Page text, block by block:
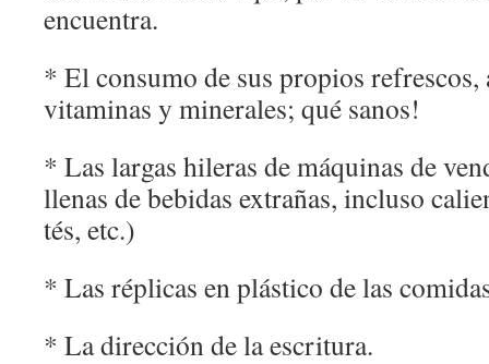
encuentra.
* El consumo de sus propios refrescos,
vitaminas y minerales; qué sanos!
* Las largas hileras de máquinas de
llenas de bebidas extrañas, incluso
tés, etc.)
* Las réplicas en plástico de las
* La dirección de la escritura.